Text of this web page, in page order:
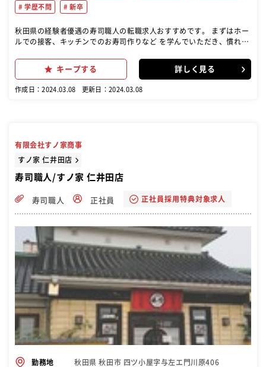
学歴不問 新卒
秋田県の経験者優遇の寿司職人の転職求人おすすめです。 まずはホー
ルでの接客、キッチンでのお寿司作りなど を学んでいただき、慣れて
様の笑顔」 のためにチーム一丸となって店舗運営に取り組んでい ます
キープする 詳しく見る
作成日：2024.03.08 更新日：2024.03.08
有限会社すノ家商事
すノ家 仁井田店
寿司職人/すノ家 仁井田店
寿司職人 正社員 正社員採用特典対象求人
勤務地 秋田県 秋田市 四ツ小屋字与左エ門川原406